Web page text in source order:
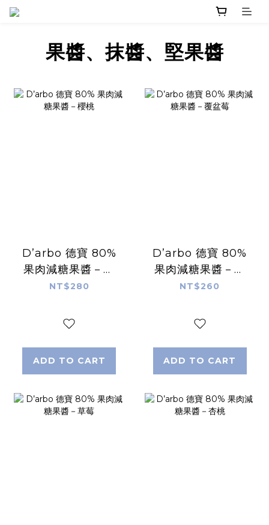
果醬、抹醬、堅果醬
D’arbo 德寶 80%
果肉減糖果醬－櫻
桃
NT$280
ADD TO CART
D’arbo 德寶 80%
果肉減糖果醬－覆
盆莓
NT$260
ADD TO CART